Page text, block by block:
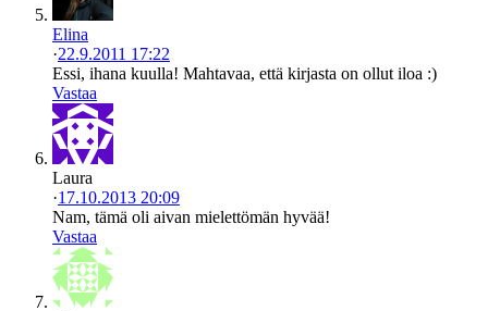
Elina
·22.9.2011 17:22
Essi, ihana kuulla! Mahtavaa, että kirjasta on ollut iloa :)
Vastaa
Laura
·17.10.2013 20:09
Nam, tämä oli aivan mielettömän hyvää!
Vastaa